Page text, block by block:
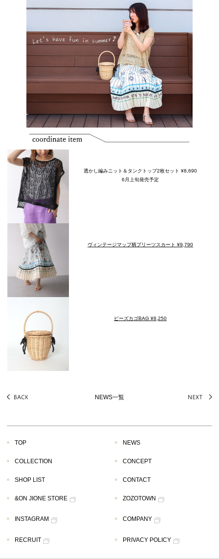
透かし編みニット＆タンクトップ2枚セット ¥8,690
6月上旬発売予定
ヴィンテージマップ柄プリーツスカート ¥9,790
ビーズカゴBAG ¥8,250
NEWS一覧
TOP NEWS
COLLECTION CONCEPT
SHOP LIST CONTACT
&ON JIONE STORE ZOZOTOWN
INSTAGRAM COMPANY
RECRUIT PRIVACY POLICY